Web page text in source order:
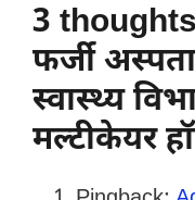
3
फर्जी
स्वास्थ्य
मल्टीकेयर